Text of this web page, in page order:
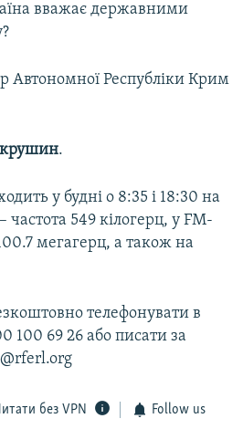
вважає державними
Автономної Республіки Крим
.
у будні о 8:35 і 18:30 на
549 кілогерц, у FM-
мегагерц, а також на
телефонувати в
100 69 26 або писати за
без VPN Follow us